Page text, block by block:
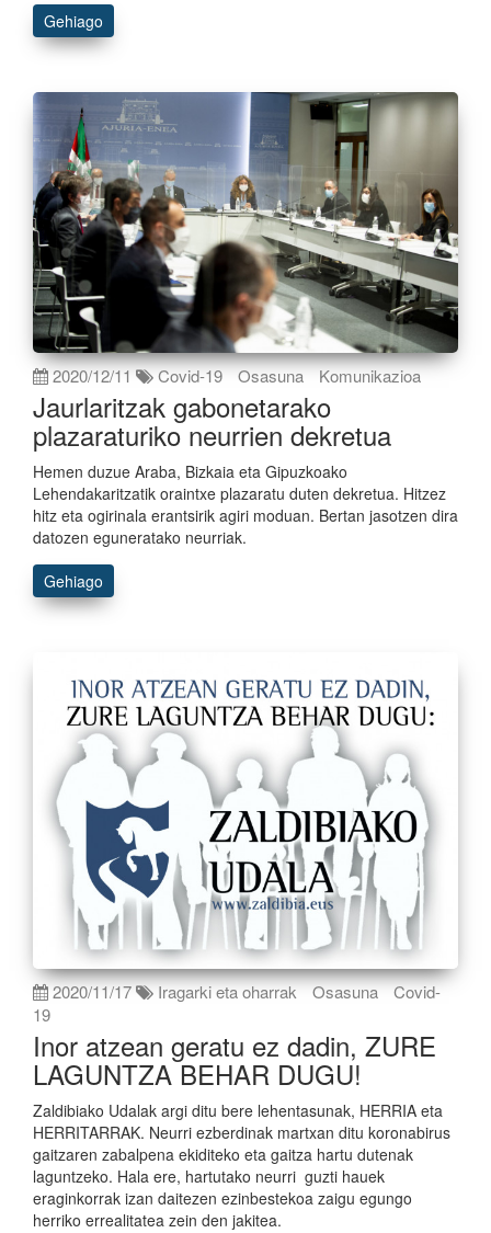
Gehiago
2020/12/11 Covid-19 Osasuna Komunikazioa
Jaurlaritzak gabonetarako
plazaraturiko neurrien dekretua
Hemen duzue Araba, Bizkaia eta Gipuzkoako
Lehendakaritzatik oraintxe plazaratu duten dekretua. Hitzez
hitz eta ogirinala erantsirik agiri moduan. Bertan jasotzen dira
datozen eguneratako neurriak.
Gehiago
2020/11/17 Iragarki eta oharrak Osasuna
Covid-
19
Inor atzean geratu ez dadin, ZURE
LAGUNTZA BEHAR DUGU!
Zaldibiako Udalak argi ditu bere lehentasunak, HERRIA eta
HERRITARRAK. Neurri ezberdinak martxan ditu koronabirus
gaitzaren zabalpena ekiditeko eta gaitza hartu dutenak
laguntzeko. Hala ere, hartutako neurri guzti hauek
eraginkorrak izan daitezen ezinbestekoa zaigu egungo
herriko errealitatea zein den jakitea.